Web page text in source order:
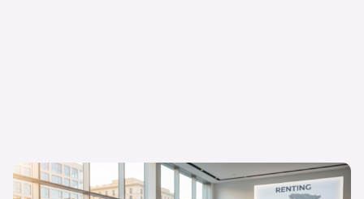
Flexibilidad o propiedad: ¿Por qué el